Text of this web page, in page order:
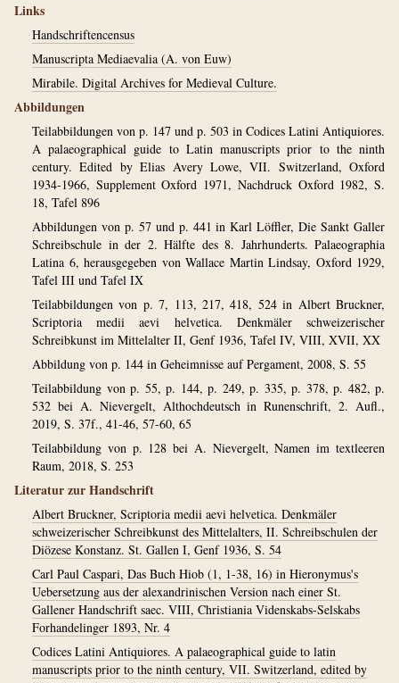
Links
Handschriftencensus
Manuscripta Mediaevalia (A. von Euw)
Mirabile. Digital Archives for Medieval Culture.
Abbildungen
Teilabbildungen von p. 147 und p. 503 in Codices Latini Antiquiores.
A palaeographical guide to Latin manuscripts prior to the ninth
century. Edited by Elias Avery Lowe, VII. Switzerland, Oxford
1934-1966, Supplement Oxford 1971, Nachdruck Oxford 1982, S.
18, Tafel 896
Abbildungen von p. 57 und p. 441 in Karl Löffler, Die Sankt Galler
Schreibschule in der 2. Hälfte des 8. Jahrhunderts. Palaeographia
Latina 6, herausgegeben von Wallace Martin Lindsay, Oxford 1929,
Tafel III und Tafel IX
Teilabbildungen von p. 7, 113, 217, 418, 524 in Albert Bruckner,
Scriptoria medii aevi helvetica. Denkmäler schweizerischer
Schreibkunst im Mittelalter II, Genf 1936, Tafel IV, VIII, XVII, XX
Abbildung von p. 144 in Geheimnisse auf Pergament, 2008, S. 55
Teilabbildung von p. 55, p. 144, p. 249, p. 335, p. 378, p. 482, p.
532 bei A. Nievergelt, Althochdeutsch in Runenschrift, 2. Aufl.,
2019, S. 37f., 41-46, 57-60, 65
Teilabbildung von p. 128 bei A. Nievergelt, Namen im textleeren
Raum, 2018, S. 253
Literatur zur Handschrift
Albert Bruckner, Scriptoria medii aevi helvetica. Denkmäler
schweizerischer Schreibkunst des Mittelalters, II. Schreibschulen der
Diözese Konstanz. St. Gallen I, Genf 1936, S. 54
Carl Paul Caspari, Das Buch Hiob (1, 1-38, 16) in Hieronymus's
Uebersetzung aus der alexandrinischen Version nach einer St.
Gallener Handschrift saec. VIII, Christiania Videnskabs-Selskabs
Forhandelinger 1893, Nr. 4
Codices Latini Antiquiores. A palaeographical guide to latin
manuscripts prior to the ninth century, VII. Switzerland, edited by